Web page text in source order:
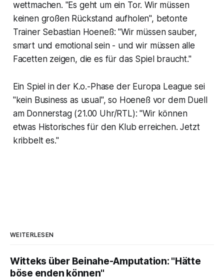
wettmachen. "Es geht um ein Tor. Wir müssen
keinen großen Rückstand aufholen", betonte
Trainer Sebastian Hoeneß: "Wir müssen sauber,
smart und emotional sein - und wir müssen alle
Facetten zeigen, die es für das Spiel braucht."
Ein Spiel in der K.o.-Phase der Europa League sei
"kein Business as usual", so Hoeneß vor dem Duell
am Donnerstag (21.00 Uhr/RTL): "Wir können
etwas Historisches für den Klub erreichen. Jetzt
kribbelt es."
WEITERLESEN
Witteks über Beinahe-Amputation: "Hätte
böse enden können"